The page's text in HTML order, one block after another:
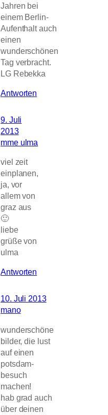
Jahren bei
einem Berlin-
Aufenthalt auch
einen
wunderschönen
Tag verbracht.
LG Rebekka
Antworten
9. Juli
2013
mme ulma
viel zeit
einplanen,
ja, vor
allem von
graz aus
🙂
liebe
grüße von
ulma
Antworten
10. Juli 2013
mano
wunderschöne
bilder, die lust
auf einen
potsdam-
besuch
machen!
hab grad auch
über deinen